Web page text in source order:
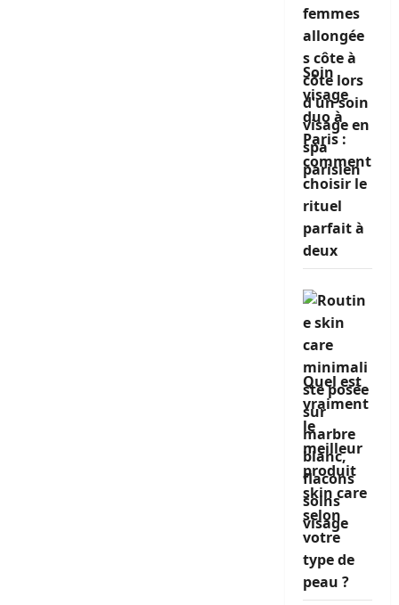
Soin
visage
duo à
Paris :
comment
choisir le
rituel
parfait à
deux
Quel est
vraiment
le
meilleur
produit
skin care
selon
votre
type de
peau ?